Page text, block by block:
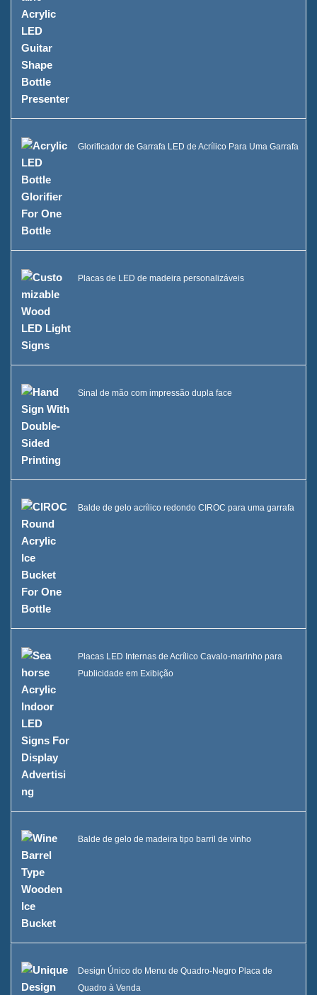
Glorificador de Garrafa LED de Acrílico Para Uma Garrafa
Placas de LED de madeira personalizáveis
Sinal de mão com impressão dupla face
Balde de gelo acrílico redondo CIROC para uma garrafa
Placas LED Internas de Acrílico Cavalo-marinho para
Publicidade em Exibição
Balde de gelo de madeira tipo barril de vinho
Design Único do Menu de Quadro-Negro Placa de
Quadro à Venda